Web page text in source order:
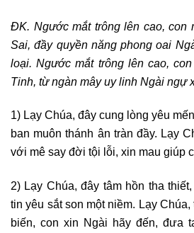
ĐK. Ngước mắt trông lên cao, con
Sai, đầy quyền năng phong oai
loại. Ngước mắt trông lên cao,
Tinh, từ ngàn mây uy linh Ngài ngự
1) Lạy Chúa, đây cung lòng yêu
ban muôn thánh ân tràn đầy. Lạy
với mê say đời tội lỗi, xin mau giúp
2) Lạy Chúa, đây tâm hồn tha
tin yêu sắt son một niềm. Lạy
biến, con xin Ngài hãy đến, đưa